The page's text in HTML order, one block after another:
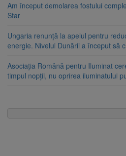
Am început demolarea fostului
Star
Ungaria renunță la apelul pentru
energie. Nivelul Dunării a început să
Asociația Română pentru Iluminat
timpul nopții, nu oprirea iluminatului